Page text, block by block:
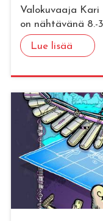
Valokuvaaja
on nähtävänä 8.-
Lue lisää